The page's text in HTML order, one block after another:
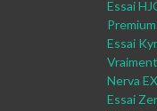
Essai
Essai
Nerva
Essai